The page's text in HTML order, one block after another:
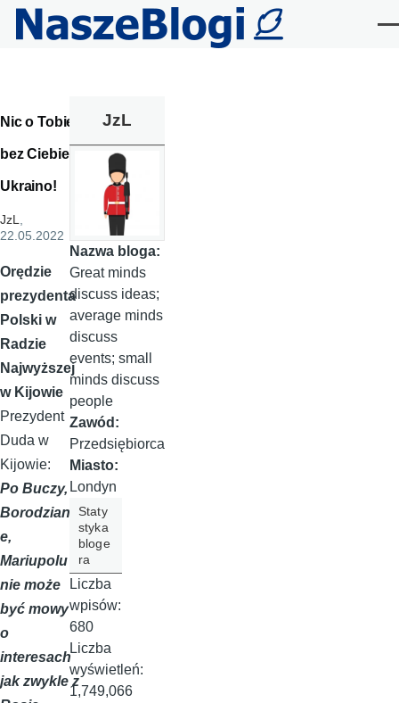
Przejdź do treści
Nic o Tobie,
bez Ciebie,
Ukraino!
JzL,
22.05.2022
Orędzie
prezydenta
Polski w
Radzie
Najwyższej
w Kijowie
Prezydent
Duda w
Kijowie:
Po Buczy,
Borodzianc
e,
Mariupolu
nie może
być mowy
o
interesach
jak zwykle z
JzL
Nazwa bloga:
Great minds
discuss ideas;
average minds
discuss
events; small
minds discuss
people
Zawód:
Przedsiębiorca
Miasto:
Londyn
Staty
styka
bloge
ra
Liczba
wpisów:
680
Liczba
wyświetleń:
1,749,066